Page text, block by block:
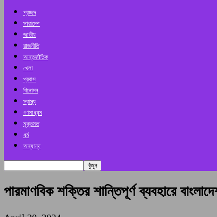
প্রচ্ছদ
সারাদেশ
জাতীয়
রাজনীতি
আন্তর্জাতিক
খেলা
প্রবাস
বিনোদন
স্বাস্থ্য
গণমাধ্যম
মুক্তমত
ধর্ম
অন্যান্য
পারমাণবিক শক্তির শান্তিপূর্ণ ব্যবহারে